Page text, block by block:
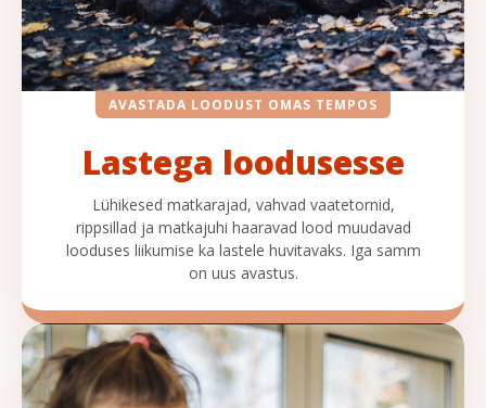
AVASTADA LOODUST OMAS TEMPOS
Lastega loodusesse
Lühikesed matkarajad, vahvad vaatetornid,
rippsillad ja matkajuhi haaravad lood muudavad
looduses liikumise ka lastele huvitavaks. Iga samm
on uus avastus.